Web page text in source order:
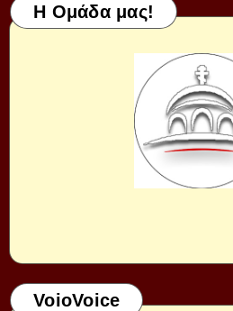
Η Ομάδα μας!
VoioVoice